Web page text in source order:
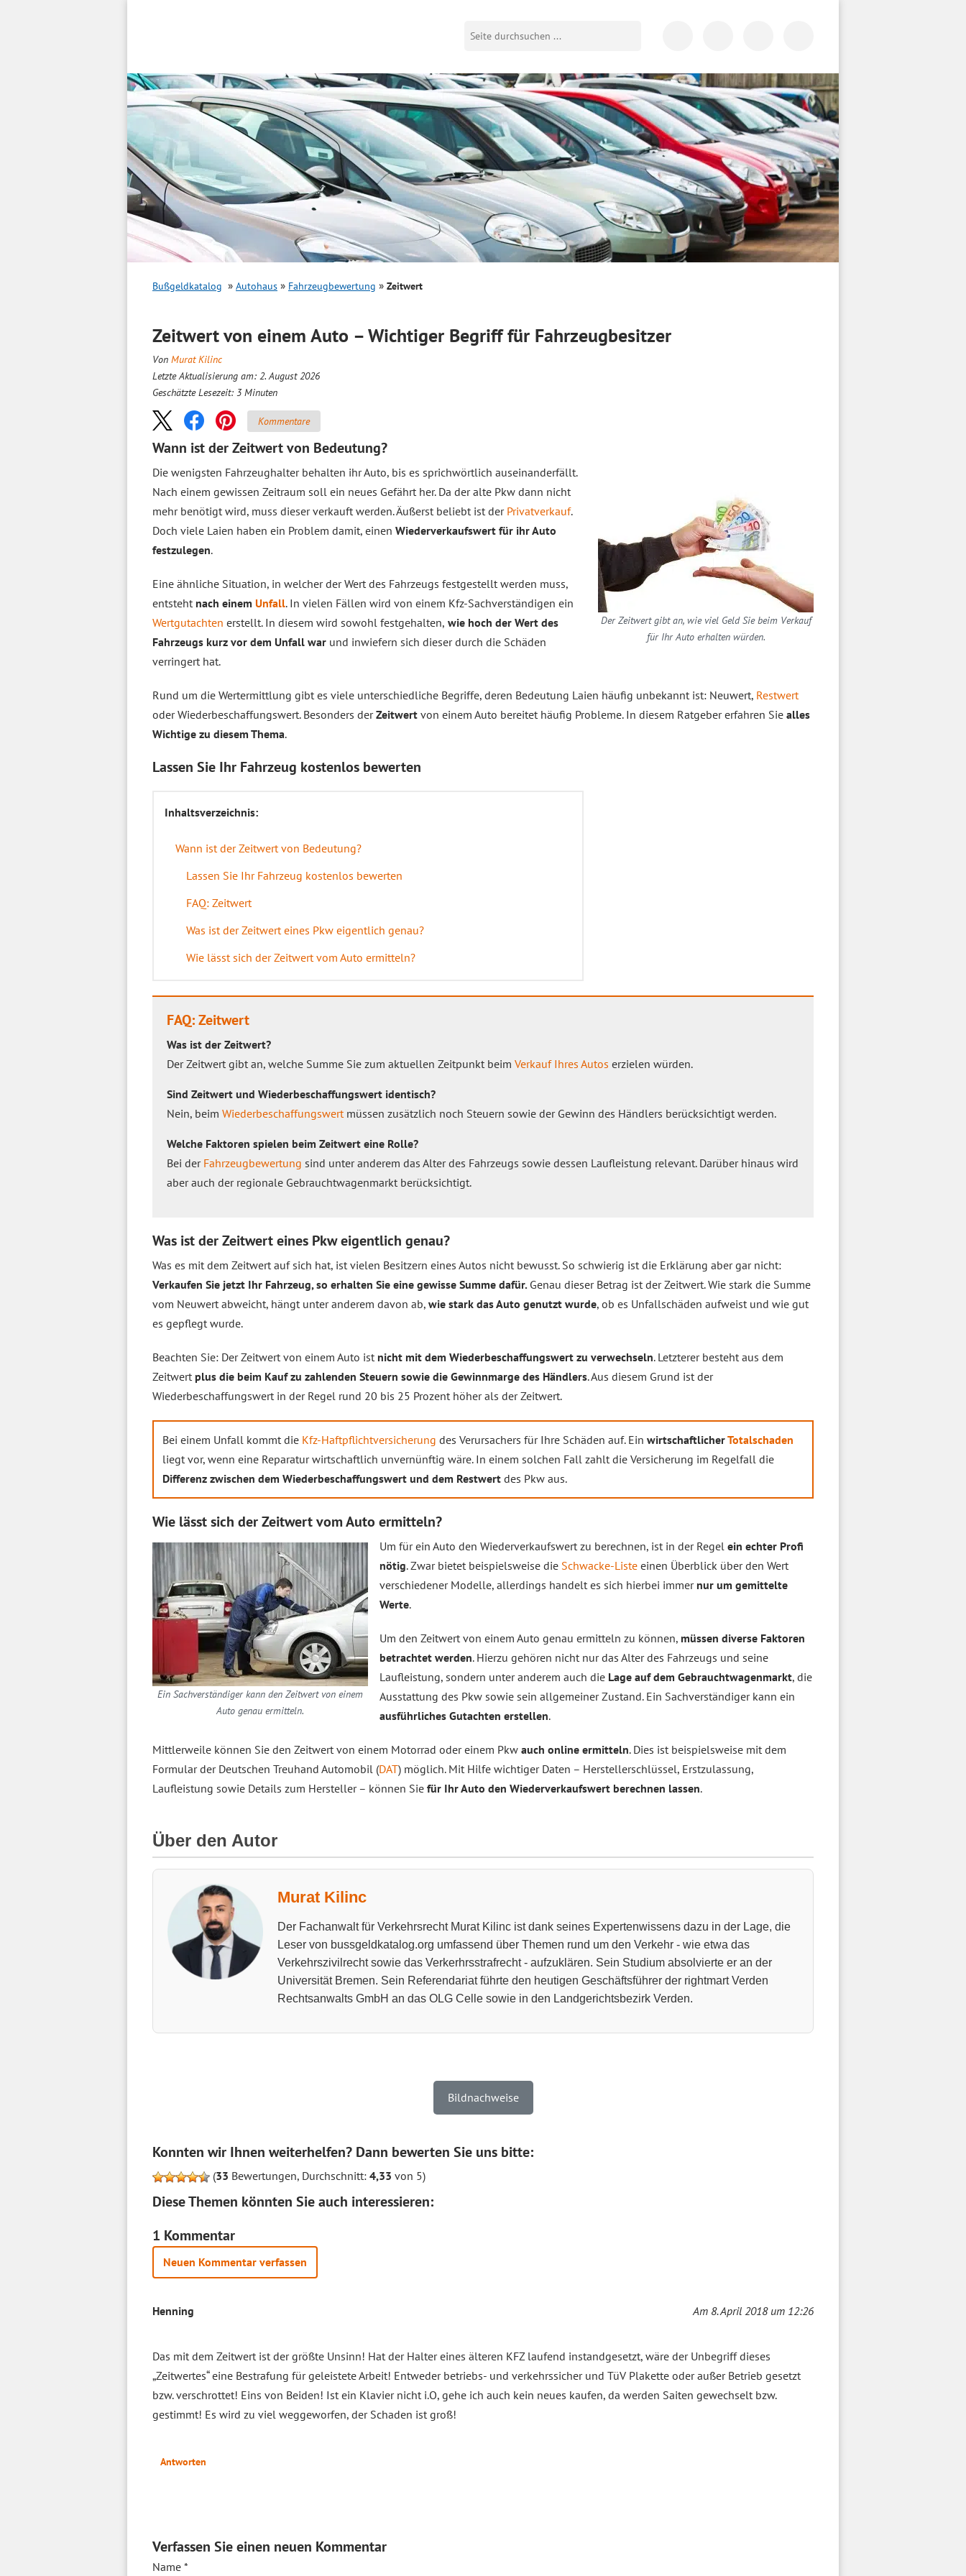
Bußgeldkatalog Autohaus Fahrzeugbewertung Zeitwert
Zeitwert von einem Auto – Wichtiger Begriff für Fahrzeugbesitzer
Von Murat Kilinc
Letzte Aktualisierung am: 2. August 2026
Geschätzte Lesezeit: 3 Minuten
Kommentare
Wann ist der Zeitwert von Bedeutung?
Der Zeitwert gibt an, wie viel Geld Sie beim Verkauf
für Ihr Auto erhalten würden.
Die wenigsten Fahrzeughalter behalten ihr Auto, bis es sprichwörtlich auseinanderfällt.
Nach einem gewissen Zeitraum soll ein neues Gefährt her. Da der alte Pkw dann nicht
mehr benötigt wird, muss dieser verkauft werden. Äußerst beliebt ist der Privatverkauf.
Doch viele Laien haben ein Problem damit, einen Wiederverkaufswert für ihr Auto
festzulegen.
Eine ähnliche Situation, in welcher der Wert des Fahrzeugs festgestellt werden muss,
entsteht nach einem Unfall. In vielen Fällen wird von einem Kfz-Sachverständigen ein
Wertgutachten erstellt. In diesem wird sowohl festgehalten, wie hoch der Wert des
Fahrzeugs kurz vor dem Unfall war und inwiefern sich dieser durch die Schäden
verringert hat.
Rund um die Wertermittlung gibt es viele unterschiedliche Begriffe, deren Bedeutung Laien häufig unbekannt ist: Neuwert, Restwert
oder Wiederbeschaffungswert. Besonders derZeitwert von einem Auto bereitet häufig Probleme. In diesem Ratgeber erfahren Sie alles
Wichtige zu diesem Thema.
Lassen Sie Ihr Fahrzeug kostenlos bewerten
Inhaltsverzeichnis:
Wann ist der Zeitwert von Bedeutung?
Lassen Sie Ihr Fahrzeug kostenlos bewerten
FAQ: Zeitwert
Was ist der Zeitwert eines Pkw eigentlich genau?
Wie lässt sich der Zeitwert vom Auto ermitteln?
FAQ: Zeitwert
Was ist der Zeitwert?
Der Zeitwert gibt an, welche Summe Sie zum aktuellen Zeitpunkt beim Verkauf Ihres Autos erzielen würden.
Sind Zeitwert und Wiederbeschaffungswert identisch?
Nein, beim Wiederbeschaffungswertmüssen zusätzlich noch Steuern sowie der Gewinn des Händlers berücksichtigt werden.
Welche Faktoren spielen beim Zeitwert eine Rolle?
Bei der Fahrzeugbewertung sind unter anderem das Alter des Fahrzeugs sowie dessen Laufleistung relevant. Darüber hinaus wird
aber auch der regionale Gebrauchtwagenmarkt berücksichtigt.
Was ist der Zeitwert eines Pkw eigentlich genau?
Was es mit dem Zeitwert auf sich hat, ist vielen Besitzern eines Autos nicht bewusst. So schwierig ist die Erklärung aber gar nicht:
Verkaufen Sie jetzt Ihr Fahrzeug, so erhalten Sie eine gewisse Summe dafür. Genau dieser Betrag ist der Zeitwert. Wie stark die Summe
vom Neuwert abweicht, hängt unter anderem davon ab, wie stark das Auto genutzt wurde, ob es Unfallschäden aufweist und wie gut
es gepflegt wurde.
Beachten Sie: Der Zeitwert von einem Auto ist nicht mit dem Wiederbeschaffungswert zu verwechseln. Letzterer besteht aus dem
Zeitwert plus die beim Kauf zu zahlenden Steuern sowie die Gewinnmarge des Händlers. Aus diesem Grund ist der
Wiederbeschaffungswert in der Regel rund 20 bis 25 Prozent höher als der Zeitwert.
Bei einem Unfall kommt die Kfz-Haftpflichtversicherung des Verursachers für Ihre Schäden auf. Ein wirtschaftlicherTotalschaden
liegt vor, wenn eine Reparatur wirtschaftlich unvernünftig wäre. In einem solchen Fall zahlt die Versicherung im Regelfall die
Differenz zwischen dem Wiederbeschaffungswert und dem Restwert des Pkw aus.
Wie lässt sich der Zeitwert vom Auto ermitteln?
Ein Sachverständiger kann den Zeitwert von einem
Auto genau ermitteln.
Um für ein Auto den Wiederverkaufswert zu berechnen, ist in der Regel ein echter Profi
nötig. Zwar bietet beispielsweise die Schwacke-Liste einen Überblick über den Wert
verschiedener Modelle, allerdings handelt es sich hierbei immer nur um gemittelte
Werte.
Um den Zeitwert von einem Auto genau ermitteln zu können, müssen diverse Faktoren
betrachtet werden. Hierzu gehören nicht nur das Alter des Fahrzeugs und seine
Laufleistung, sondern unter anderem auch die Lage auf dem Gebrauchtwagenmarkt, die
Ausstattung des Pkw sowie sein allgemeiner Zustand. Ein Sachverständiger kann ein
ausführliches Gutachten erstellen.
Mittlerweile können Sie den Zeitwert von einem Motorrad oder einem Pkw auch online ermitteln. Dies ist beispielsweise mit dem
Formular der Deutschen Treuhand Automobil (DAT) möglich. Mit Hilfe wichtiger Daten – Herstellerschlüssel, Erstzulassung,
Laufleistung sowie Details zum Hersteller – können Sie für Ihr Auto den Wiederverkaufswert berechnen lassen.
Über den Autor
Murat Kilinc
Der Fachanwalt für Verkehrsrecht Murat Kilinc ist dank seines Expertenwissens dazu in der Lage, die
Leser von bussgeldkatalog.org umfassend über Themen rund um den Verkehr - wie etwa das
Verkehrszivilrecht sowie das Verkerhrsstrafrecht - aufzuklären. Sein Studium absolvierte er an der
Universität Bremen. Sein Referendariat führte den heutigen Geschäftsführer der rightmart Verden
Rechtsanwalts GmbH an das OLG Celle sowie in den Landgerichtsbezirk Verden.
Bildnachweise
Konnten wir Ihnen weiterhelfen? Dann bewerten Sie uns bitte:
(33 Bewertungen, Durchschnitt: 4,33 von 5)
Diese Themen könnten Sie auch interessieren:
1 Kommentar
Neuen Kommentar verfassen
Henning Am 8. April 2018 um 12:26
Das mit dem Zeitwert ist der größte Unsinn! Hat der Halter eines älteren KFZ laufend instandgesetzt, wäre der Unbegriff dieses
„Zeitwertes“ eine Bestrafung für geleistete Arbeit! Entweder betriebs- und verkehrssicher und TüV Plakette oder außer Betrieb gesetzt
bzw. verschrottet! Eins von Beiden! Ist ein Klavier nicht i.O, gehe ich auch kein neues kaufen, da werden Saiten gewechselt bzw.
gestimmt! Es wird zu viel weggeworfen, der Schaden ist groß!
Antworten
Verfassen Sie einen neuen Kommentar
Name *